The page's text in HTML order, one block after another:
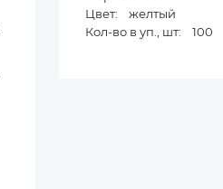
Цвет: желтый
Кол-во в уп., шт: 100